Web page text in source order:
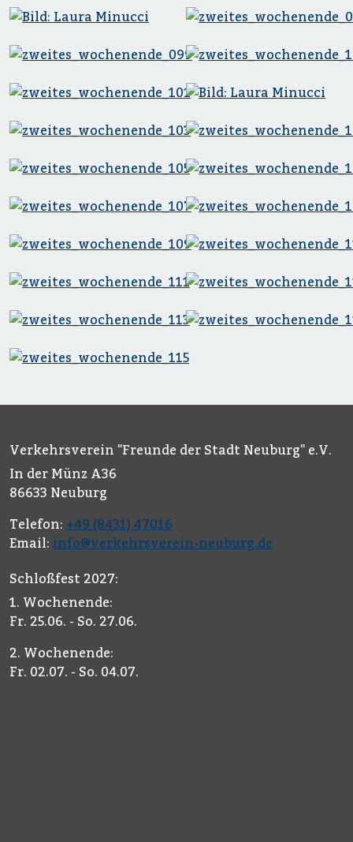
Verkehrsverein "Freunde der Stadt Neuburg" e.V.
In der Münz A36
86633 Neuburg
Telefon: +49 (8431) 47016
Email: info@verkehrsverein-neuburg.de
Schloßfest 2027:
1. Wochenende:
Fr. 25.06. - So. 27.06.
2. Wochenende:
Fr. 02.07. - So. 04.07.